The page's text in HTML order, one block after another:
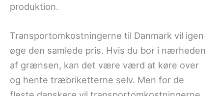
produktion.
Transportomkostningerne til Danmark vil igen
øge den samlede pris. Hvis du bor i nærheden
af grænsen, kan det være værd at køre over
og hente træbriketterne selv. Men for de